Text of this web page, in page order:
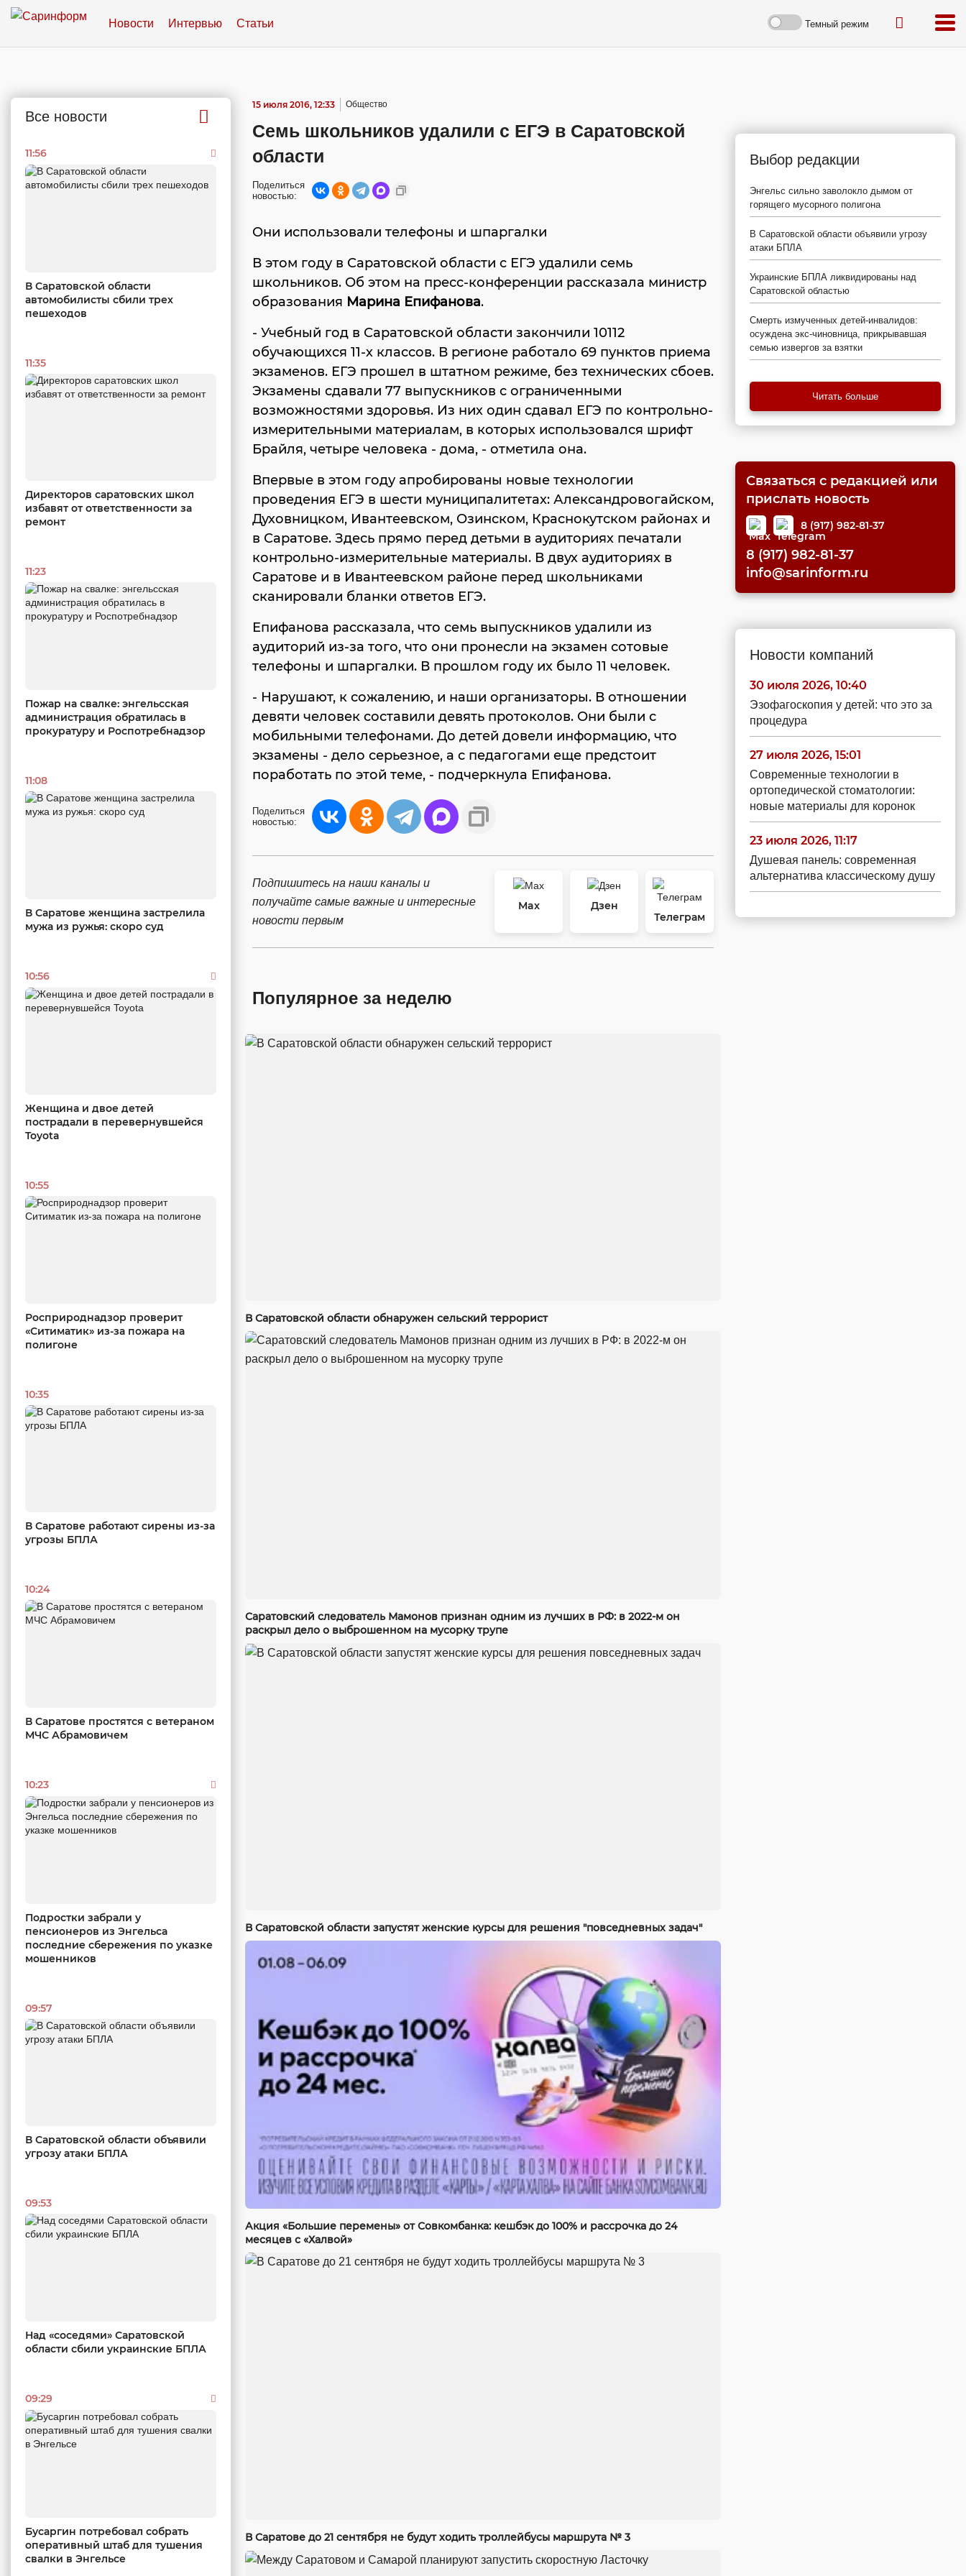
Новости Интервью Статьи Темный режим
Все новости
11:56
В Саратовской области
автомобилисты сбили трех
пешеходов
11:35
Директоров саратовских школ
избавят от ответственности за
ремонт
11:23
Пожар на свалке: энгельсская
администрация обратилась в
прокуратуру и Роспотребнадзор
11:08
В Саратове женщина застрелила
мужа из ружья: скоро суд
10:56
Женщина и двое детей
пострадали в перевернувшейся
Toyota
10:55
Росприроднадзор проверит
«Ситиматик» из-за пожара на
полигоне
10:35
В Саратове работают сирены из-за
угрозы БПЛА
10:24
В Саратове простятся с ветераном
МЧС Абрамовичем
10:23
Подростки забрали у
пенсионеров из Энгельса
последние сбережения по указке
мошенников
09:57
В Саратовской области объявили
угрозу атаки БПЛА
09:53
Над «соседями» Саратовской
области сбили украинские БПЛА
09:29
Бусаргин потребовал собрать
оперативный штаб для тушения
свалки в Энгельсе
15 июля 2016, 12:33 Общество
Семь школьников удалили с ЕГЭ в Саратовской
области
Поделиться
новостью:
Они использовали телефоны и шпаргалки
В этом году в Саратовской области с ЕГЭ удалили семь
школьников. Об этом на пресс-конференции рассказала министр
образования Марина Епифанова.
- Учебный год в Саратовской области закончили 10112
обучающихся 11-х классов. В регионе работало 69 пунктов приема
экзаменов. ЕГЭ прошел в штатном режиме, без технических сбоев.
Экзамены сдавали 77 выпускников с ограниченными
возможностями здоровья. Из них один сдавал ЕГЭ по контрольно-
измерительными материалам, в которых использовался шрифт
Брайля, четыре человека - дома, - отметила она.
Впервые в этом году апробированы новые технологии
проведения ЕГЭ в шести муниципалитетах: Александровогайском,
Духовницком, Ивантеевском, Озинском, Краснокутском районах и
в Саратове. Здесь прямо перед детьми в аудиториях печатали
контрольно-измерительные материалы. В двух аудиториях в
Саратове и в Ивантеевском районе перед школьниками
сканировали бланки ответов ЕГЭ.
Епифанова рассказала, что семь выпускников удалили из
аудиторий из-за того, что они пронесли на экзамен сотовые
телефоны и шпаргалки. В прошлом году их было 11 человек.
- Нарушают, к сожалению, и наши организаторы. В отношении
девяти человек составили девять протоколов. Они были с
мобильными телефонами. До детей довели информацию, что
экзамены - дело серьезное, а с педагогами еще предстоит
поработать по этой теме, - подчеркнула Епифанова.
Поделиться
новостью:
Подпишитесь на наши каналы и
получайте самые важные и интересные
новости первым
Max
Дзен
Телеграм
Популярное за неделю
В Саратовской области обнаружен сельский террорист
Саратовский следователь Мамонов признан одним из лучших в РФ: в 2022-м он
раскрыл дело о выброшенном на мусорку трупе
В Саратовской области запустят женские курсы для решения "повседневных задач"
Акция «Большие перемены» от Совкомбанка: кешбэк до 100% и рассрочка до 24
месяцев с «Халвой»
В Саратове до 21 сентября не будут ходить троллейбусы маршрута № 3
Выбор редакции
Энгельс сильно заволокло дымом от
горящего мусорного полигона
В Саратовской области объявили угрозу
атаки БПЛА
Украинские БПЛА ликвидированы над
Саратовской областью
Смерть измученных детей-инвалидов:
осуждена экс-чиновница, прикрывавшая
семью извергов за взятки
Читать больше
Связаться с редакцией или
прислать новость
8 (917) 982-81-37
8 (917) 982-81-37
info@sarinform.ru
Новости компаний
30 июля 2026, 10:40
Эзофагоскопия у детей: что это за
процедура
27 июля 2026, 15:01
Современные технологии в
ортопедической стоматологии:
новые материалы для коронок
23 июля 2026, 11:17
Душевая панель: современная
альтернатива классическому душу